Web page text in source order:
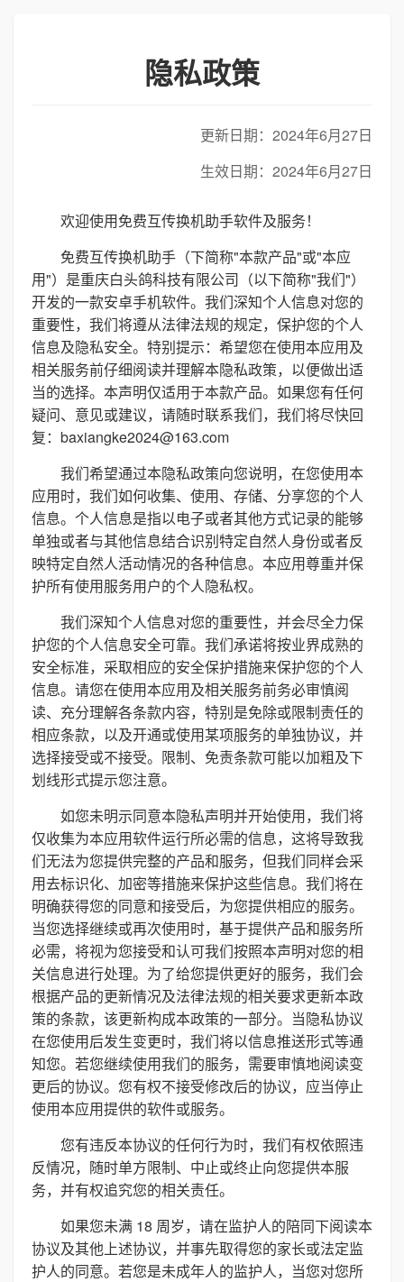
隐私政策
更新日期：2024年6月27日
生效日期：2024年6月27日
欢迎使用免费互传换机助手软件及服务！
免费互传换机助手（下简称"本款产品"或"本应
用"）是重庆白头鸽科技有限公司（以下简称"我们"）
开发的一款安卓手机软件。我们深知个人信息对您的
重要性，我们将遵从法律法规的规定，保护您的个人
信息及隐私安全。特别提示：希望您在使用本应用及
相关服务前仔细阅读并理解本隐私政策，以便做出适
当的选择。本声明仅适用于本款产品。如果您有任何
疑问、意见或建议，请随时联系我们，我们将尽快回
复：baxiangke2024@163.com
我们希望通过本隐私政策向您说明，在您使用本
应用时，我们如何收集、使用、存储、分享您的个人
信息。个人信息是指以电子或者其他方式记录的能够
单独或者与其他信息结合识别特定自然人身份或者反
映特定自然人活动情况的各种信息。本应用尊重并保
护所有使用服务用户的个人隐私权。
我们深知个人信息对您的重要性，并会尽全力保
护您的个人信息安全可靠。我们承诺将按业界成熟的
安全标准，采取相应的安全保护措施来保护您的个人
信息。请您在使用本应用及相关服务前务必审慎阅
读、充分理解各条款内容，特别是免除或限制责任的
相应条款，以及开通或使用某项服务的单独协议，并
选择接受或不接受。限制、免责条款可能以加粗及下
划线形式提示您注意。
如您未明示同意本隐私声明并开始使用，我们将
仅收集为本应用软件运行所必需的信息，这将导致我
们无法为您提供完整的产品和服务，但我们同样会采
用去标识化、加密等措施来保护这些信息。我们将在
明确获得您的同意和接受后，为您提供相应的服务。
当您选择继续或再次使用时，基于提供产品和服务所
必需，将视为您接受和认可我们按照本声明对您的相
关信息进行处理。为了给您提供更好的服务，我们会
根据产品的更新情况及法律法规的相关要求更新本政
策的条款，该更新构成本政策的一部分。当隐私协议
在您使用后发生变更时，我们将以信息推送形式等通
知您。若您继续使用我们的服务，需要审慎地阅读变
更后的协议。您有权不接受修改后的协议，应当停止
使用本应用提供的软件或服务。
您有违反本协议的任何行为时，我们有权依照违
反情况，随时单方限制、中止或终止向您提供本服
务，并有权追究您的相关责任。
如果您未满 18 周岁，请在监护人的陪同下阅读本
协议及其他上述协议，并事先取得您的家长或法定监
护人的同意。若您是未成年人的监护人，当您对您所